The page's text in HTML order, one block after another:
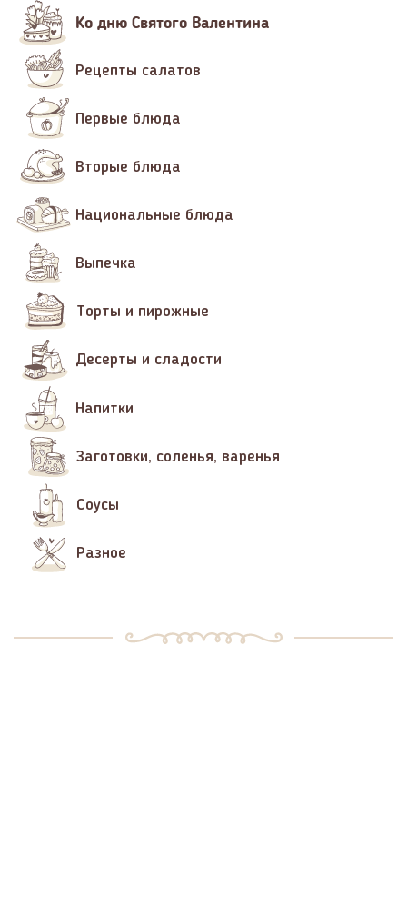
Ко дню Святого Валентина
Рецепты салатов
Первые блюда
Вторые блюда
Национальные блюда
Выпечка
Торты и пирожные
Десерты и сладости
Напитки
Заготовки, соленья, варенья
Соусы
Разное